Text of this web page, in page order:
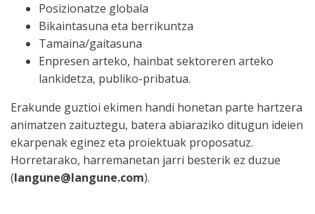
Posizionatze globala
Bikaintasuna eta berrikuntza
Tamaina/gaitasuna
Enpresen arteko, hainbat sektoreren arteko
lankidetza, publiko-pribatua.
Erakunde guztioi ekimen handi honetan parte hartzera
animatzen zaituztegu, batera abiaraziko ditugun ideien
ekarpenak eginez eta proiektuak proposatuz.
Horretarako, harremanetan jarri besterik ez duzue
(langune@langune.com).